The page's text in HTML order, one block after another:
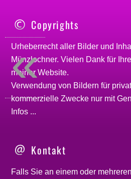
Copyrights
Urheberrecht aller Bilder und
Münzlochner. Vielen Dank für
meinerWebsite.
Verwendung von Bildern für
kommerzielle Zwecke nur mit
Infos ...
Kontakt
Falls Sie an einem oder
«